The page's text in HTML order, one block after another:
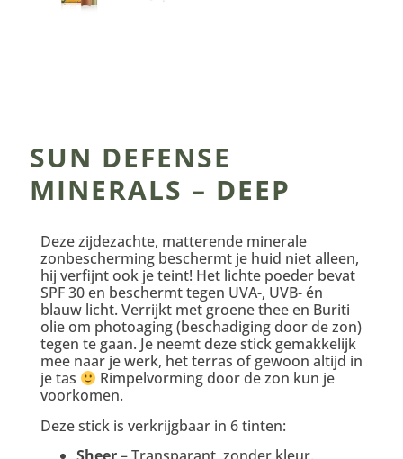
SUN DEFENSE
MINERALS – DEEP
Deze zijdezachte, matterende minerale
zonbescherming beschermt je huid niet alleen,
hij verfijnt ook je teint! Het lichte poeder bevat
SPF 30 en beschermt tegen UVA-, UVB- én
blauw licht. Verrijkt met groene thee en Buriti
olie om photoaging (beschadiging door de zon)
tegen te gaan. Je neemt deze stick gemakkelijk
mee naar je werk, het terras of gewoon altijd in
je tas
Rimpelvorming door de zon kun je
voorkomen.
Deze stick is verkrijgbaar in 6 tinten: